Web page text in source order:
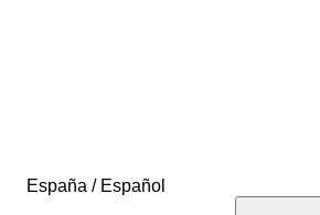
España / Español